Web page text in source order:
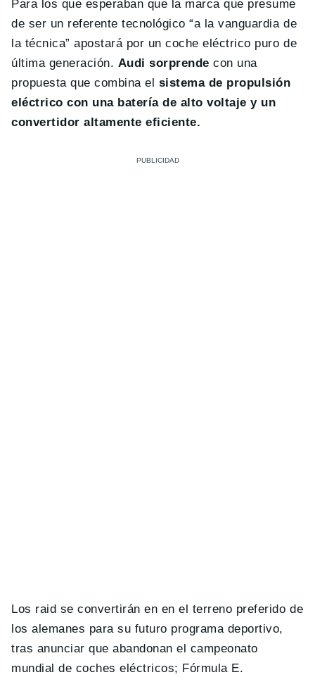
Para los que esperaban que la marca que presume
de ser un referente tecnológico “a la vanguardia de
la técnica” apostará por un coche eléctrico puro de
última generación. Audi sorprende con una
propuesta que combina el sistema de propulsión
eléctrico con una batería de alto voltaje y un
convertidor altamente eficiente.
Los raid se convertirán en en el terreno preferido de
los alemanes para su futuro programa deportivo,
tras anunciar que abandonan el campeonato
mundial de coches eléctricos; Fórmula E.